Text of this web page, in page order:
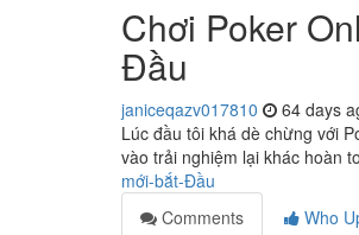
Chơi Poker
Đầu
janiceqazv017810 64 days
Lúc đầu tôi khá dè chừng với
vào trải nghiệm lại khác hoàn
mới-bắt-Đầu
Comments
Who